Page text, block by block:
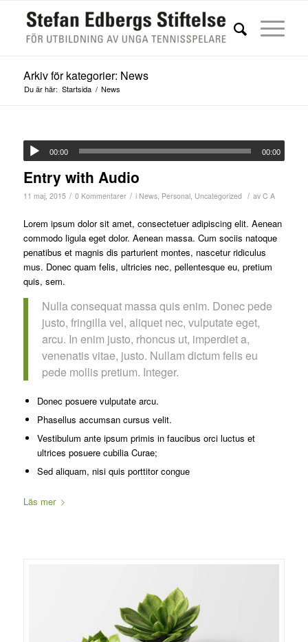
Arkiv för kategorier: News
Du är här: Startsida / News
00:00 00:00
Entry with Audio
11 maj, 2015 / 0 Kommentarer / i News, Personal, Uncategorized / av C A
Lorem ipsum dolor sit amet, consectetuer adipiscing elit. Aenean
commodo ligula eget dolor. Aenean massa. Cum sociis natoque
penatibus et magnis dis parturient montes, nascetur ridiculus
mus. Donec quam felis, ultricies nec, pellentesque eu, pretium
quis, sem.
Nulla consequat massa quis enim. Donec pede
justo, fringilla vel, aliquet nec, vulputate eget,
arcu. In enim justo, rhoncus ut, imperdiet a,
venenatis vitae, justo. Nullam dictum felis eu
pede mollis pretium. Integer.
Donec posuere vulputate arcu.
Phasellus accumsan cursus velit.
Vestibulum ante ipsum primis in faucibus orci luctus et
ultrices posuere cubilia Curae;
Sed aliquam, nisi quis porttitor congue
Läs mer